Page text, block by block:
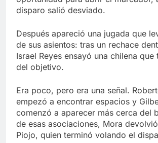
disparo salió desviado.
Después apareció una jugada que
de sus asientos: tras un rechace
Israel Reyes ensayó una chilena
del objetivo.
Era poco, pero era una señal.
empezó a encontrar espacios y
comenzó a aparecer más cerca del
de esas asociaciones, Mora
Piojo, quien terminó volando el